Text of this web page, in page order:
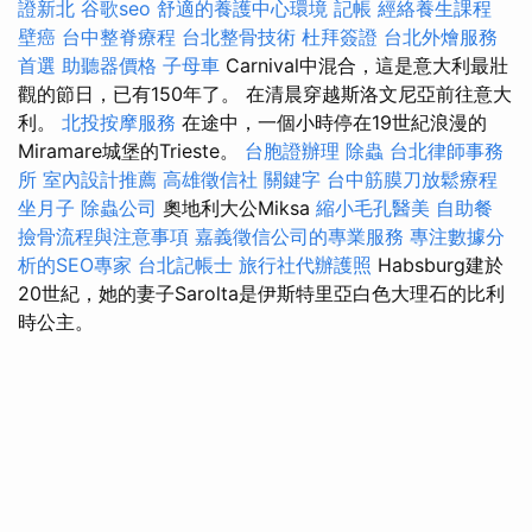
證新北 谷歌seo 舒適的養護中心環境 記帳 經絡養生課程
壁癌 台中整脊療程 台北整骨技術 杜拜簽證 台北外燴服務
首選 助聽器價格 子母車 Carnival中混合，這是意大利最壯
觀的節日，已有150年了。 在清晨穿越斯洛文尼亞前往意大
利。 北投按摩服務 在途中，一個小時停在19世紀浪漫的
Miramare城堡的Trieste。 台胞證辦理 除蟲 台北律師事務
所 室內設計推薦 高雄徵信社 關鍵字 台中筋膜刀放鬆療程
坐月子 除蟲公司 奧地利大公Miksa 縮小毛孔醫美 自助餐
撿骨流程與注意事項 嘉義徵信公司的專業服務 專注數據分
析的SEO專家 台北記帳士 旅行社代辦護照 Habsburg建於
20世紀，她的妻子Sarolta是伊斯特里亞白色大理石的比利
時公主。